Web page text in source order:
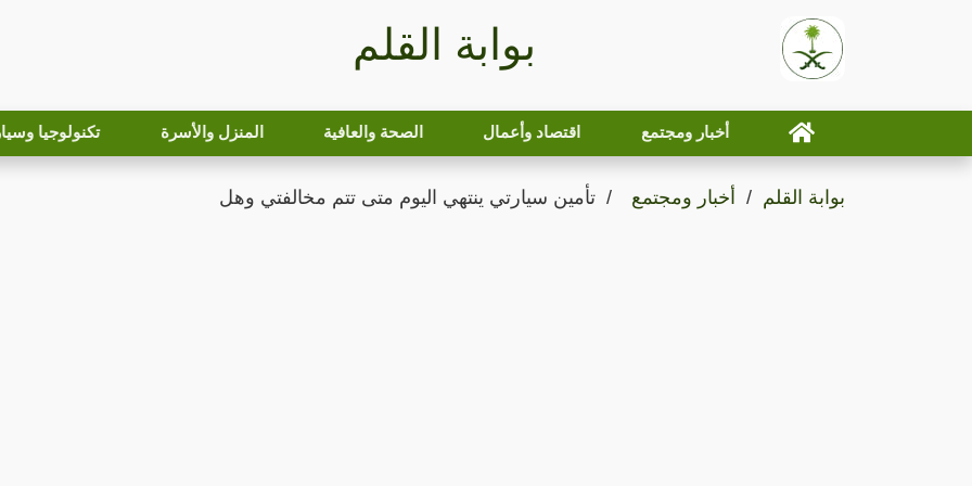
بوابة القلم
أخبار ومجتمع اقتصاد وأعمال الصحة والعافية المنزل والأسرة تكنولوجيا
بوابة القلم أخبار ومجتمع تأمين سيارتي ينتهي اليوم متى تتم مخالفتي وهل